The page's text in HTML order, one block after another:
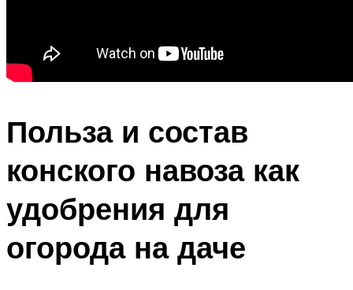
Польза и состав
конского навоза как
удобрения для
огорода на даче